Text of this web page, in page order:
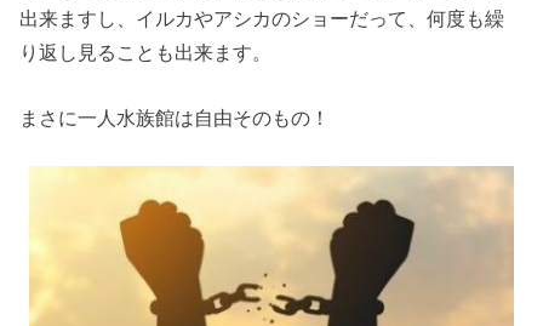
出来ますし、イルカやアシカのショーだって、何度も繰
り返し見ることも出来ます。
まさに一人水族館は自由そのもの！